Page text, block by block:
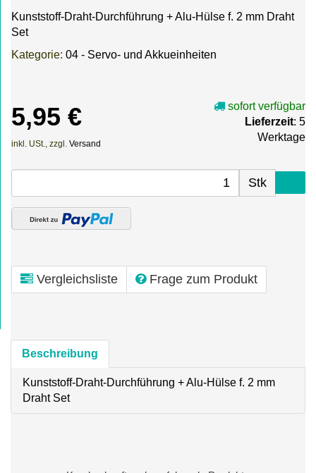
Kunststoff-Draht-Durchführung + Alu-Hülse f. 2 mm Draht
Set
Kategorie: 04 - Servo- und Akkueinheiten
5,95 €
inkl. USt., zzgl. Versand
sofort verfügbar
Lieferzeit: 5
Werktage
Stk
Vergleichsliste Frage zum Produkt
Beschreibung
Kunststoff-Draht-Durchführung + Alu-Hülse f. 2 mm
Draht Set